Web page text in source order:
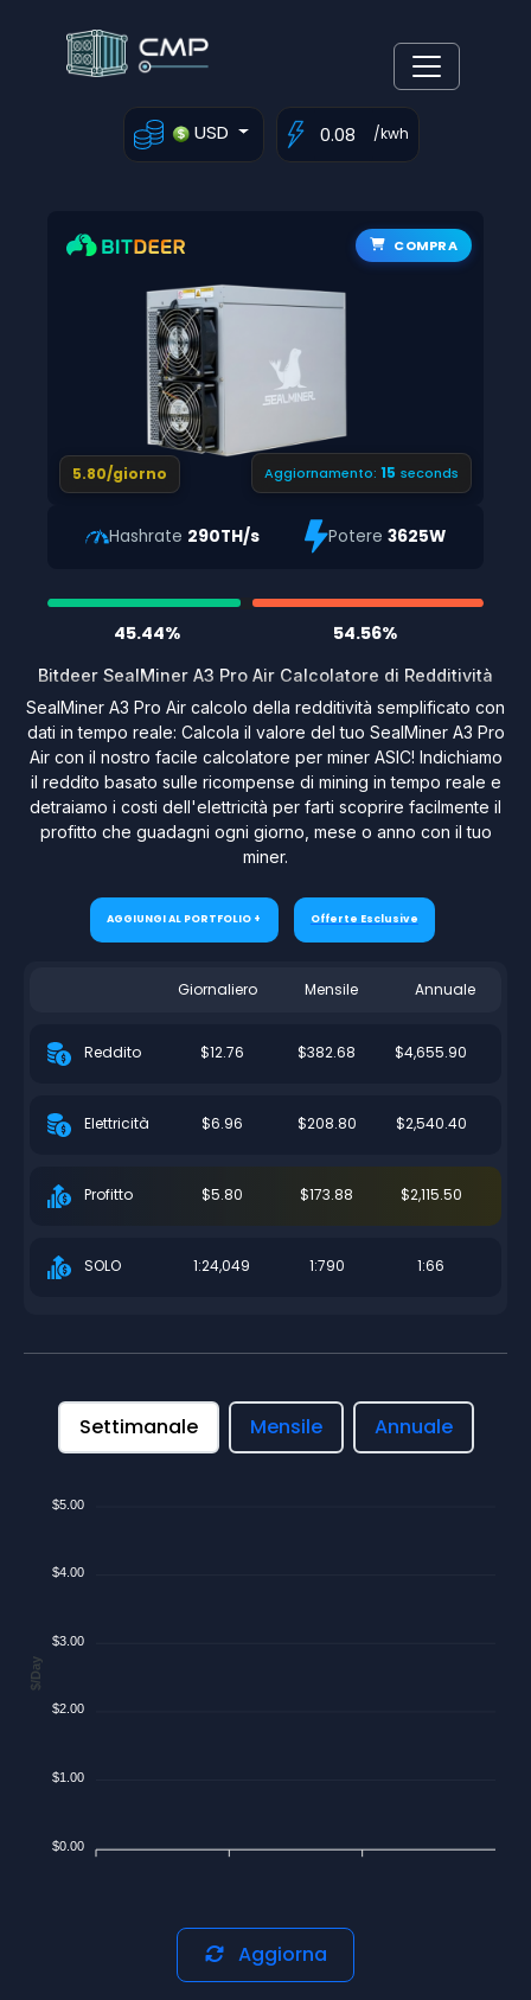
USD /kwh
COMPRA
5.80/giorno Aggiornamento: 14 seconds
Hashrate 290TH/s Potere3625W
45.44% 54.56%
Bitdeer SealMiner A3 Pro Air Calcolatore di Redditività
SealMiner A3 Pro Air calcolo della redditività semplificato con
dati in tempo reale: Calcola il valore del tuo SealMiner A3 Pro
Air con il nostro facile calcolatore per miner ASIC! Indichiamo
il reddito basato sulle ricompense di mining in tempo reale e
detraiamo i costi dell'elettricità per farti scoprire facilmente il
profitto che guadagni ogni giorno, mese o anno con il tuo
miner.
AGGIUNGI AL PORTFOLIO + Offerte Esclusive
Giornaliero Mensile Annuale
Reddito $12.76 $382.68 $4,655.90
Elettricità $6.96 $208.80 $2,540.40
Profitto $5.80 $173.88 $2,115.50
SOLO 1:24,049 1:790 1:66
Settimanale Mensile Annuale
$5.00
$4.00
$3.00
$2.00
$1.00
$0.00
$/Day
Aggiorna